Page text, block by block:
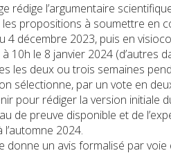
rédige l’argumentaire
propositions à soumettre en
4 décembre 2023, puis en
10h le 8 janvier 2024 (d’autres
les deux ou trois semaines
sélectionne, par un vote en
pour rédiger la version initiale
de preuve disponible et de
2024.
donne un avis formalisé par